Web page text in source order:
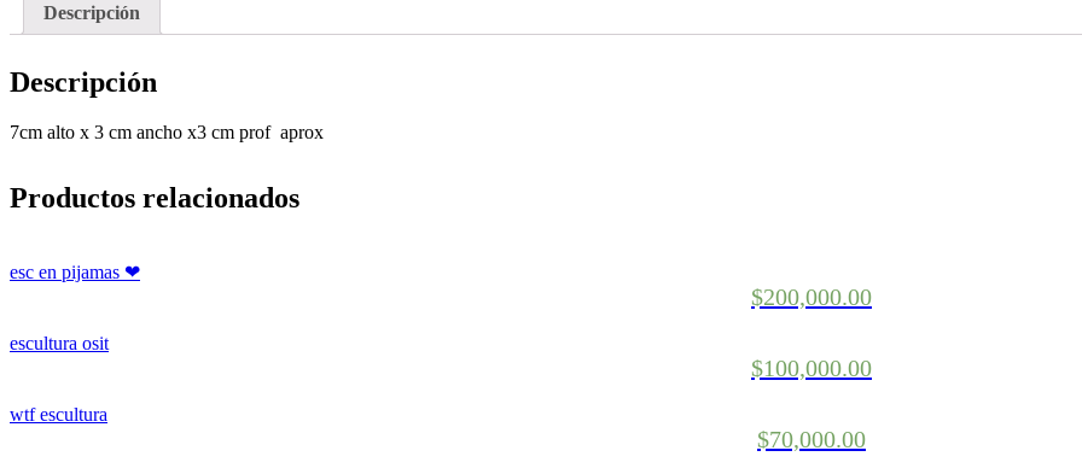
Descripción
Descripción
7cm alto x 3 cm ancho x3 cm prof aprox
Productos relacionados
esc en pijamas ❤
$200,000.00
escultura osit
$100,000.00
wtf escultura
$70,000.00